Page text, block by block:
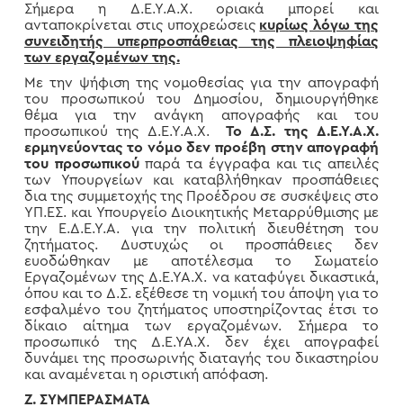
Σήμερα η Δ.Ε.Υ.Α.Χ. οριακά μπορεί και
ανταποκρίνεται στις υποχρεώσεις κυρίως λόγω της
συνειδητής υπερπροσπάθειας της πλειοψηφίας
των εργαζομένων της.
Με την ψήφιση της νομοθεσίας για την απογραφή
του προσωπικού του Δημοσίου, δημιουργήθηκε
θέμα για την ανάγκη απογραφής και του
προσωπικού της Δ.Ε.Υ.Α.Χ.Το Δ.Σ. της Δ.Ε.Υ.Α.Χ.
ερμηνεύοντας το νόμο δεν προέβη στην απογραφή
του προσωπικούπαρά τα έγγραφα και τις απειλές
των Υπουργείων και καταβλήθηκαν προσπάθειες
δια της συμμετοχής της Προέδρου σε συσκέψεις στο
ΥΠ.ΕΣ. και Υπουργείο Διοικητικής Μεταρρύθμισης με
την Ε.Δ.Ε.Υ.Α. για την πολιτική διευθέτηση του
ζητήματος. Δυστυχώς οι προσπάθειες δεν
ευοδώθηκαν με αποτέλεσμα το Σωματείο
Εργαζομένων της Δ.Ε.ΥΑ.Χ. να καταφύγει δικαστικά,
όπου και το Δ.Σ. εξέθεσε τη νομική του άποψη για το
εσφαλμένο του ζητήματος υποστηρίζοντας έτσι το
δίκαιο αίτημα των εργαζομένων. Σήμερα το
προσωπικό της Δ.Ε.ΥΑ.Χ. δεν έχει απογραφεί
δυνάμει της προσωρινής διαταγής του δικαστηρίου
και αναμένεται η οριστική απόφαση.
Ζ. ΣΥΜΠΕΡΑΣΜΑΤΑ